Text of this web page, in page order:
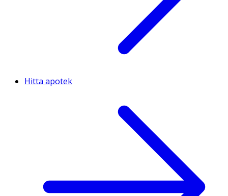
Hitta apotek